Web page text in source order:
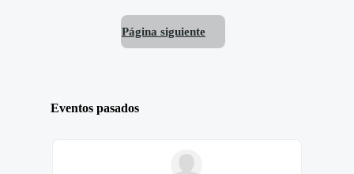
Página siguiente
Eventos pasados